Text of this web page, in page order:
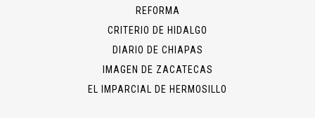
REFORMA
CRITERIO DE HIDALGO
DIARIO DE CHIAPAS
IMAGEN DE ZACATECAS
EL IMPARCIAL DE HERMOSILLO